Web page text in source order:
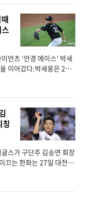
언츠 ‘안경 에이스’ 박세
이어갔다.박세웅은 24일
스가 구단주 김승연 회장
끄는 한화는 27일 대전 한